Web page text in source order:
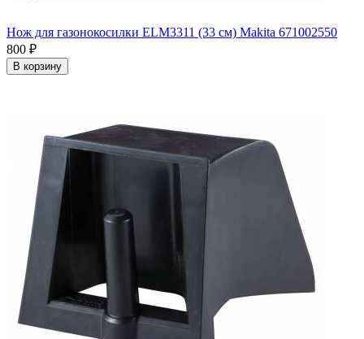
Нож для газонокосилки ELM3311 (33 см) Makita 671002550
800 ₽
В корзину